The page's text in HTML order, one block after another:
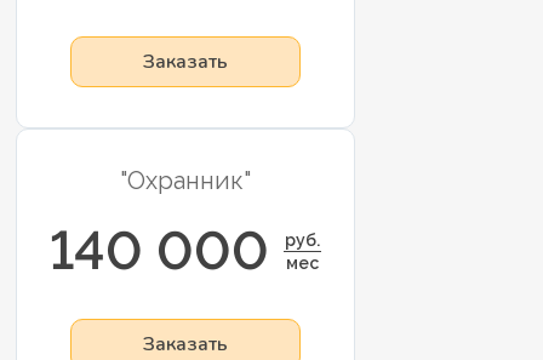
Заказать
"Охранник"
140 000
руб.
мес
Заказать